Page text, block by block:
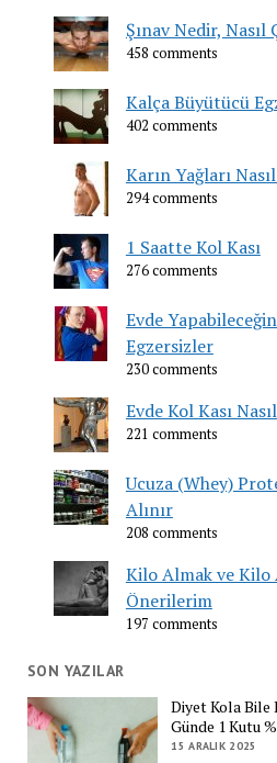
Şınav Nedir, Nasıl
458 comments
Kalça Büyütücü
402 comments
Karın Yağları
294 comments
1 Saatte Kol Kası
276 comments
Evde
Egzersizler
230 comments
Evde Kol Kası
221 comments
Ucuza (Whey)
Alınır
208 comments
Kilo Almak ve
Önerilerim
197 comments
SON YAZILAR
Diyet Kola Bile
Günde 1 Kutu
15 ARALIK 2025